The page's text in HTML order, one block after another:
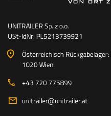
UNITRAILER Sp. z o.o.
USt-IdNr: PL5213739921
Österreichisch
1020 Wien
+43 720 775899
unitrailer@unitrailer.at